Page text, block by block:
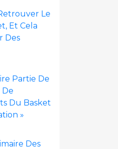
Le
Et Cela
Des
Partie De
De
Du Basket
»
Des